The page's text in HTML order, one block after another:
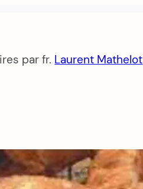
par fr. Laurent Mathelot